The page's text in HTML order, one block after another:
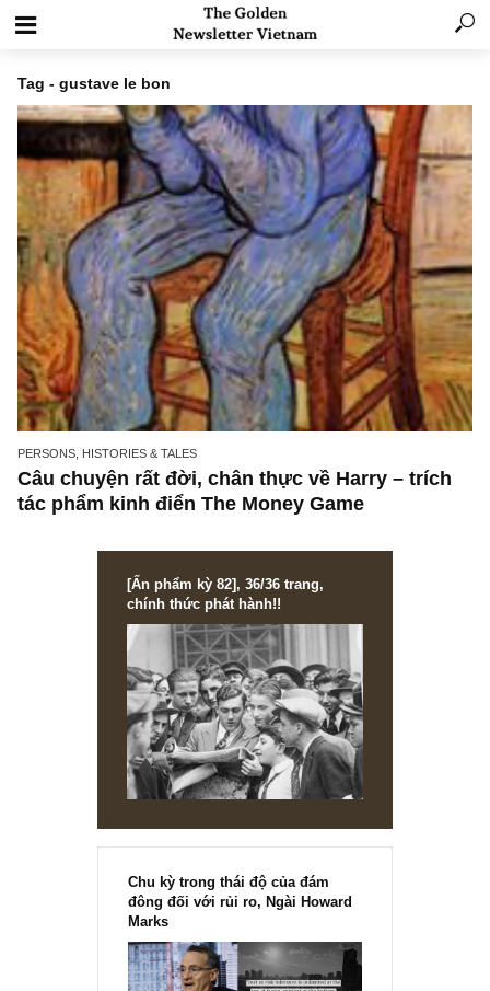
Tag - gustave le bon
PERSONS, HISTORIES & TALES
[Ấn phẩm kỳ 82], 36/36 trang,
chính thức phát hành!!
Chu kỳ trong thái độ của đám